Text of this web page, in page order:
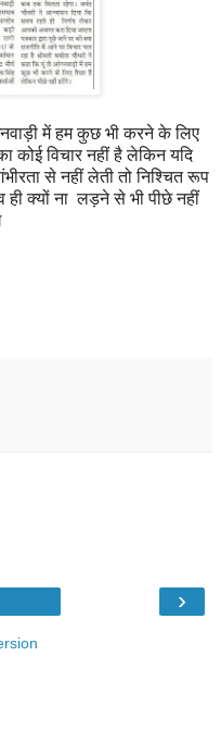
में हम कुछ भी करने के लिए
कोई विचार नहीं है लेकिन यदि
से नहीं लेती तो निश्चित रूप
ही क्यों ना लड़ने से भी पीछे नहीं
›